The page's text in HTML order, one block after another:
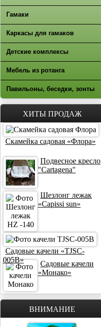
Гамаки
Каркасы для гамаков
Детские комплексы
Мебель из ротанга
Павильоны, беседки, зонты
ХИТЫ ПРОДАЖ
Скамейка садовая «Флора»
Подвесное кресло
"Cartagena"
Шезлонг лежак
«Capissi sun»
Садовые качели «TJSC-
005B»
Садовые качели
«Монако»
ВНИМАНИЕ